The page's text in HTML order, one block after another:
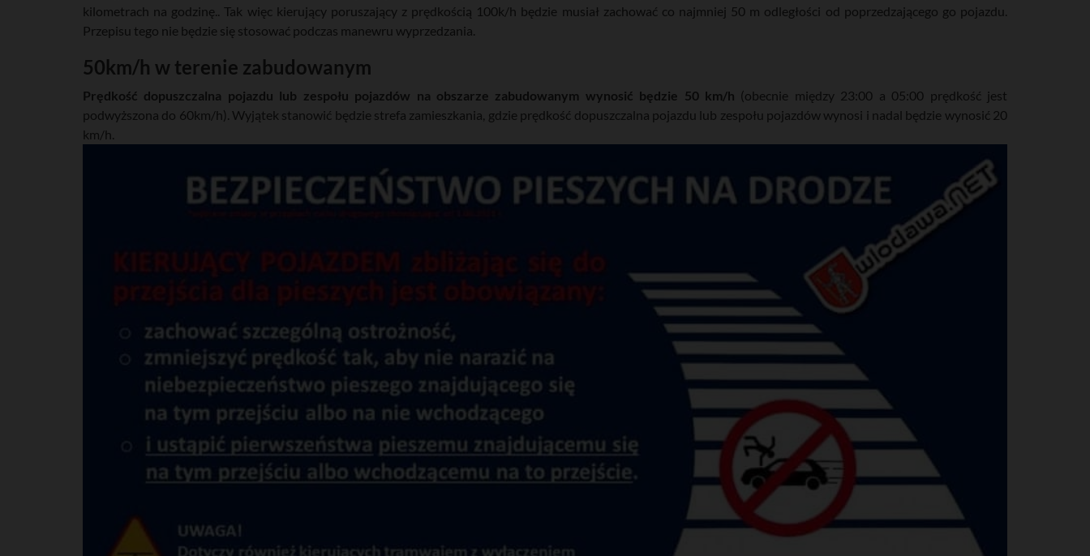
kilometrach na godzinę.. Tak więc kierujący poruszający z prędkością 100k/h będzie musiał zachować co najmniej 50 m odległości od poprzedzającego go pojazdu.
Przepisu tego nie będzie się stosować podczas manewru wyprzedzania.
50km/h w terenie zabudowanym
Prędkość dopuszczalna pojazdu lub zespołu pojazdów na obszarze zabudowanym wynosić będzie 50 km/h (obecnie między 23:00 a 05:00 prędkość jest
podwyższona do 60km/h). Wyjątek stanowić będzie strefa zamieszkania, gdzie prędkość dopuszczalna pojazdu lub zespołu pojazdów wynosi i nadal będzie wynosić 20
km/h.